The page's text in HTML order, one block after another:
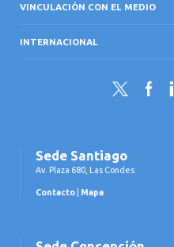
VINCULACIÓN CON EL MEDIO
INTERNACIONAL
Twitter
Sede Santiago
Av. Plaza 680, Las Condes
Contacto Mapa